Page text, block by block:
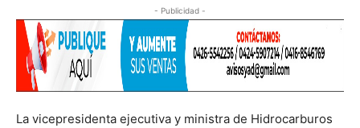
- Publicidad -
La vicepresidenta ejecutiva y ministra de Hidrocarburos